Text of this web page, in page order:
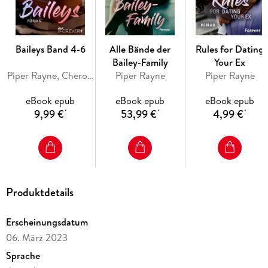
sie Colton vergessen oder soll sie um ihre Liebe kämpfen?
Band 8: Memories of a Highschool Crush
haben konnte
Kingston Bailey traut seinen Augen nicht: Als er nach einem
Arbeitsunfall im Krankenhaus landet, steht plötzlich seine
Highschool-Liebe Stella vor ihm. Stella, mit der er nie
zusammen sein konnte, weil sie die Ex seines besten Freunds
Baileys Band 4-6
Piper Rayne, Cherokee Moon Agnew
eBook epub
9,99 €*
Alle Bände der
Bailey-Family
Piper Rayne
eBook epub
53,99 €*
Rules for Dating
Your Ex
Piper Rayne
eBook epub
4,99 €*
Produktdetails
Erscheinungsdatum
06. März 2023
Sprache